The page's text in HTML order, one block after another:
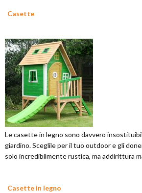
Casette
Le casette in legno sono davvero
giardino. Sceglile per il tuo outdoor e gli
solo incredibilmente rustica, ma addirittura
Casette in legno